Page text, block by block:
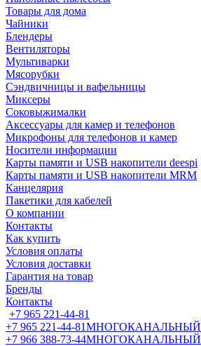
Товары для дома
Чайники
Блендеры
Вентиляторы
Мультиварки
Мясорубки
Сэндвичницы и вафельницы
Миксеры
Соковыжималки
Аксессуары для камер и телефонов
Микрофоны для телефонов и камер
Носители информации
Карты памяти и USB накопители deespi
Карты памяти и USB накопители MRM
Канцелярия
Пакетики для кабелей
О компании
Контакты
Как купить
Условия оплаты
Условия доставки
Гарантия на товар
Бренды
Контакты
+7 965 221-44-81
+7 965 221-44-81МНОГОКАНАЛЬНЫЙ
+7 966 388-73-44МНОГОКАНАЛЬНЫЙ